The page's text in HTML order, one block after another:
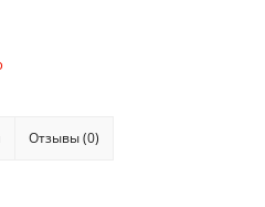
Отзывы (0)